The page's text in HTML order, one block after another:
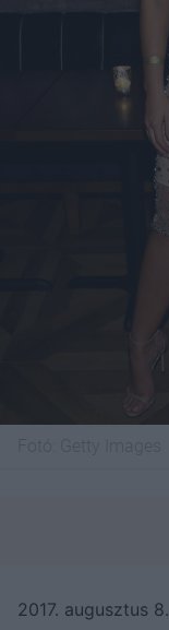
2017. augusztus 8.